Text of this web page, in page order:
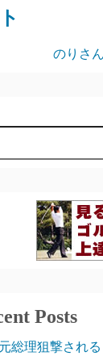
のりさ
Posts
総理狙撃される